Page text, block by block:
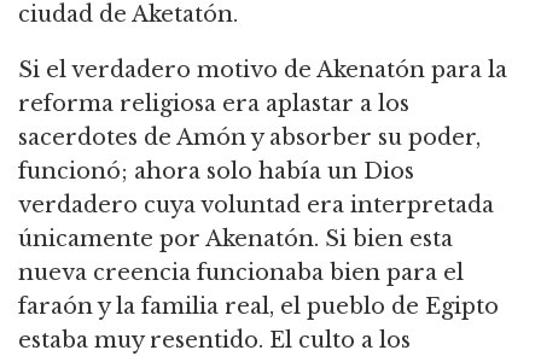
ciudad de Aketatón.
Si el verdadero motivo de Akenatón para la
reforma religiosa era aplastar a los
sacerdotes de Amón y absorber su poder,
funcionó; ahora solo había un Dios
verdadero cuya voluntad era interpretada
únicamente por Akenatón. Si bien esta
nueva creencia funcionaba bien para el
faraón y la familia real, el pueblo de Egipto
estaba muy resentido. El culto a los